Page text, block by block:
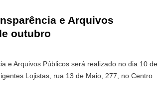
e Arquivos
outubro
e Arquivos Públicos será realizado no dia 10 de
Lojistas, rua 13 de Maio, 277, no Centro